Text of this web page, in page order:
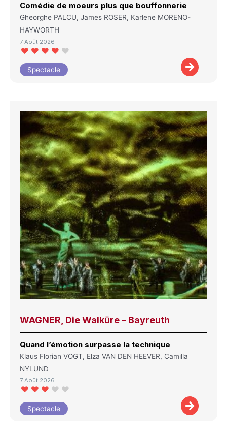
Comédie de moeurs plus que bouffonnerie
Gheorghe PALCU, James ROSER, Karlene MORENO-
HAYWORTH
7 Août 2026
Spectacle
WAGNER, Die Walküre – Bayreuth
Quand l’émotion surpasse la technique
Klaus Florian VOGT, Elza VAN DEN HEEVER, Camilla
NYLUND
7 Août 2026
Spectacle